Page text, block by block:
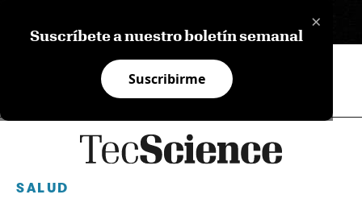
×
Suscríbete a nuestro boletín semanal
Suscribirme
SALUD